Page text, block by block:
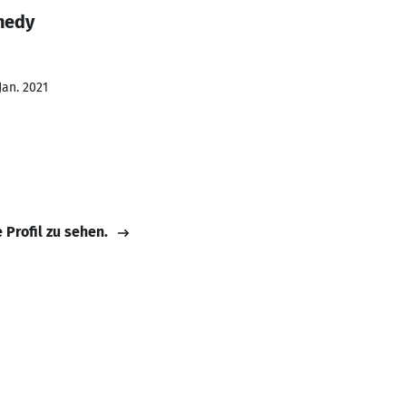
2021
Profil zu sehen.